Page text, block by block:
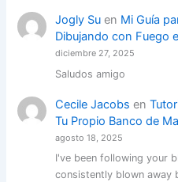
Jogly Suen Mi Guía
Dibujando con Fuego
diciembre 27, 2025
Saludos amigo
Cecile Jacobs en
Tu Propio Banco de
agosto 18, 2025
I've been following your
consistently blown